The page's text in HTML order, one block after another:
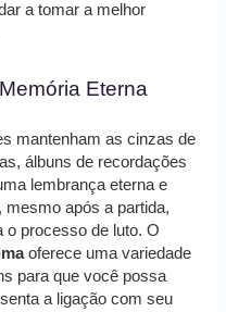
a tomar a melhor
Eterna
mantenham as cinzas de
álbuns de recordações
lembrança eterna e
após a partida,
o processo de luto. O
oferece uma variedade
para que você possa
a ligação com seu